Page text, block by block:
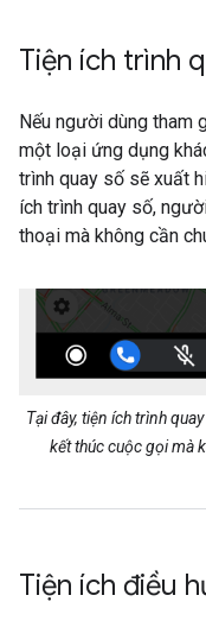
Tiện ích trình
Nếu người dùng tham
một loại ứng dụng
trình quay số sẽ xuất
ích trình quay số,
thoại mà không cần
Tại đây, tiện ích trình
kết thúc cuộc gọi mà
Tiện ích điều